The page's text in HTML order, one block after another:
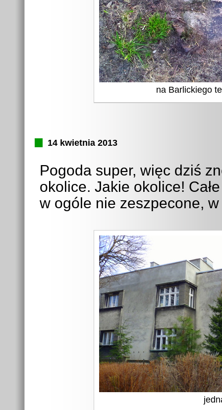
na Barlickiego
14 kwietnia 2013
Pogoda super, więc dziś
okolice. Jakie okolice!
w ogóle nie zeszpecone,